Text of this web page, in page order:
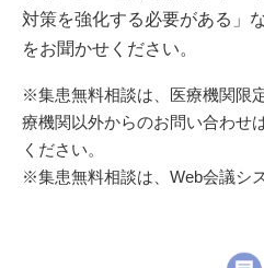
対策を強化する必要がある」
をお聞かせください。
※集患無料相談は、医療機関限
療機関以外からのお問い合わせ
ください。
※集患無料相談は、Web会議シ